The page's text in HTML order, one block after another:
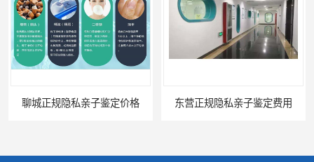
亲子鉴定价格 东营正规隐私亲子鉴定费用